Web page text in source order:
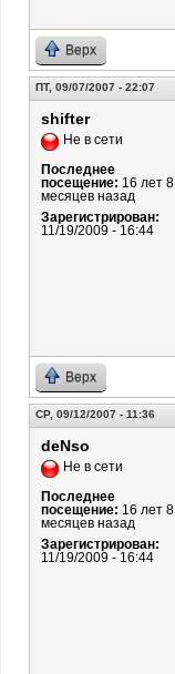
Верх
ПТ, 09/07/2007 - 22:07
shifter
Не в сети
Последнее
посещение: 16 лет 8
месяцев назад
Зарегистрирован:
11/19/2009 - 16:44
Верх
СР, 09/12/2007 - 11:36
deNso
Не в сети
Последнее
посещение: 16 лет 8
месяцев назад
Зарегистрирован:
11/19/2009 - 16:44